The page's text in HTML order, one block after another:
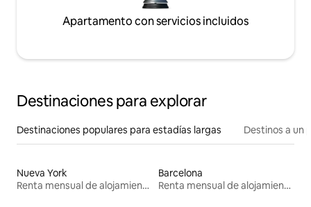
Apartamento con servicios incluidos
Destinaciones para explorar
Destinaciones populares para estadías largas Destinos a un
Nueva York
Renta mensual de alojamientos
Barcelona
Renta mensual de alojamientos